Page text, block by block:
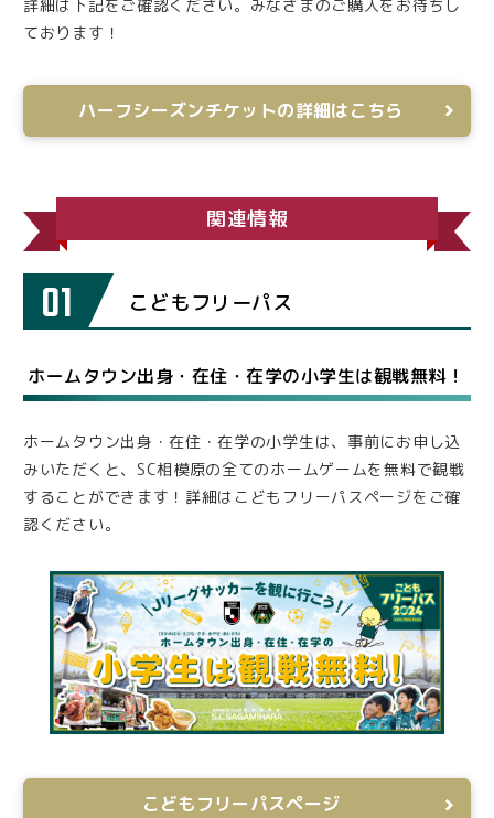
詳細は下記をご確認ください。みなさまのご購入をお待ちし
ております！
ハーフシーズンチケットの詳細はこちら
関連情報
01 こどもフリーパス
ホームタウン出身・在住・在学の小学生は観戦無料！
ホームタウン出身・在住・在学の小学生は、事前にお申し込
みいただくと、SC相模原の全てのホームゲームを無料で観戦
することができます！詳細はこどもフリーパスページをご確
認ください。
こどもフリーパスページ